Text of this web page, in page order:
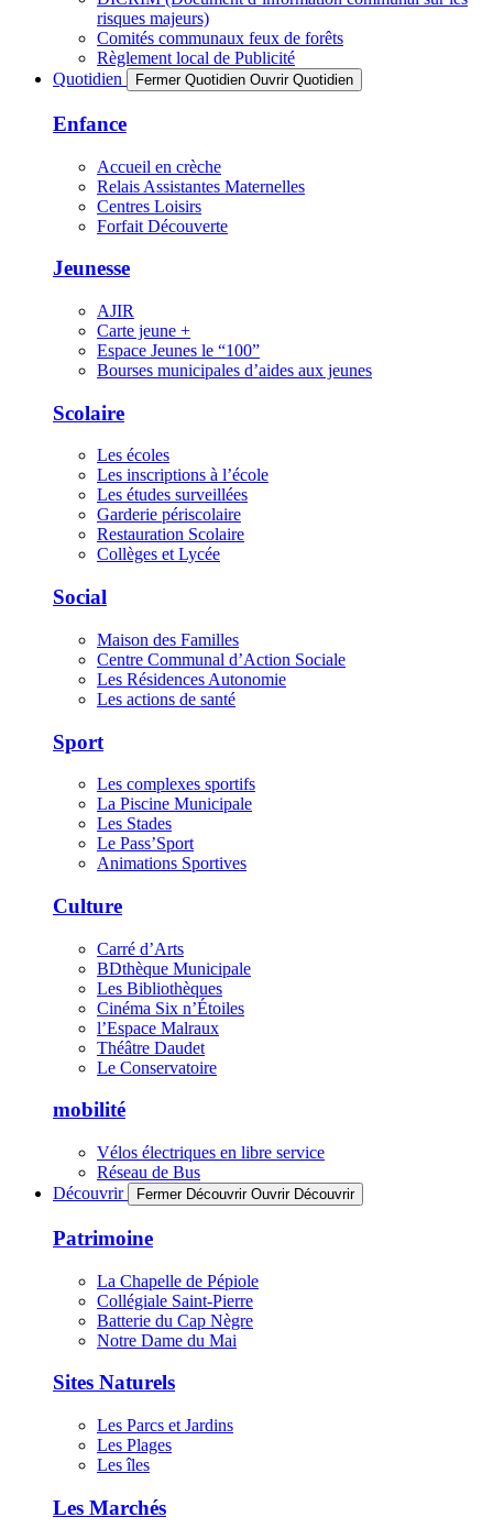
risques majeurs)
Comités communaux feux de forêts
Règlement local de Publicité
Quotidien
Fermer Quotidien Ouvrir Quotidien
Enfance
Accueil en crèche
Relais Assistantes Maternelles
Centres Loisirs
Forfait Découverte
Jeunesse
AJIR
Carte jeune +
Espace Jeunes le “100”
Bourses municipales d’aides aux jeunes
Scolaire
Les écoles
Les inscriptions à l’école
Les études surveillées
Garderie périscolaire
Restauration Scolaire
Collèges et Lycée
Social
Maison des Familles
Centre Communal d’Action Sociale
Les Résidences Autonomie
Les actions de santé
Sport
Les complexes sportifs
La Piscine Municipale
Les Stades
Le Pass’Sport
Animations Sportives
Culture
Carré d’Arts
BDthèque Municipale
Les Bibliothèques
Cinéma Six n’Étoiles
l’Espace Malraux
Théâtre Daudet
Le Conservatoire
mobilité
Vélos électriques en libre service
Réseau de Bus
Découvrir
Fermer Découvrir Ouvrir Découvrir
Patrimoine
La Chapelle de Pépiole
Collégiale Saint-Pierre
Batterie du Cap Nègre
Notre Dame du Mai
Sites Naturels
Les Parcs et Jardins
Les Plages
Les îles
Les Marchés